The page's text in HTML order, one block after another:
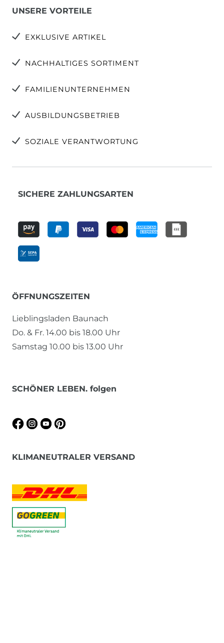
UNSERE VORTEILE
EXKLUSIVE ARTIKEL
NACHHALTIGES SORTIMENT
FAMILIENUNTERNEHMEN
AUSBILDUNGSBETRIEB
SOZIALE VERANTWORTUNG
SICHERE ZAHLUNGSARTEN
ÖFFNUNGSZEITEN
Lieblingsladen Baunach
Do. & Fr. 14.00 bis 18.00 Uhr
Samstag 10.00 bis 13.00 Uhr
SCHÖNER LEBEN. folgen
KLIMANEUTRALER VERSAND